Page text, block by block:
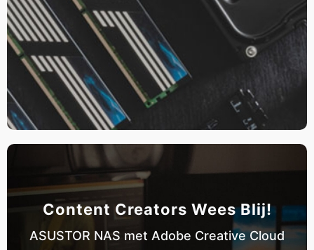
Content Creators Wees Blij!
ASUSTOR NAS met Adobe Creative Cloud